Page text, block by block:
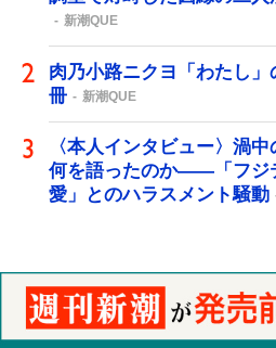
新潮QUE
肉乃小路ニクヨ「わたし
冊
新潮QUE
〈本人インタビュー〉渦
何を語ったのか――「フジ
愛」とのハラスメント騒動